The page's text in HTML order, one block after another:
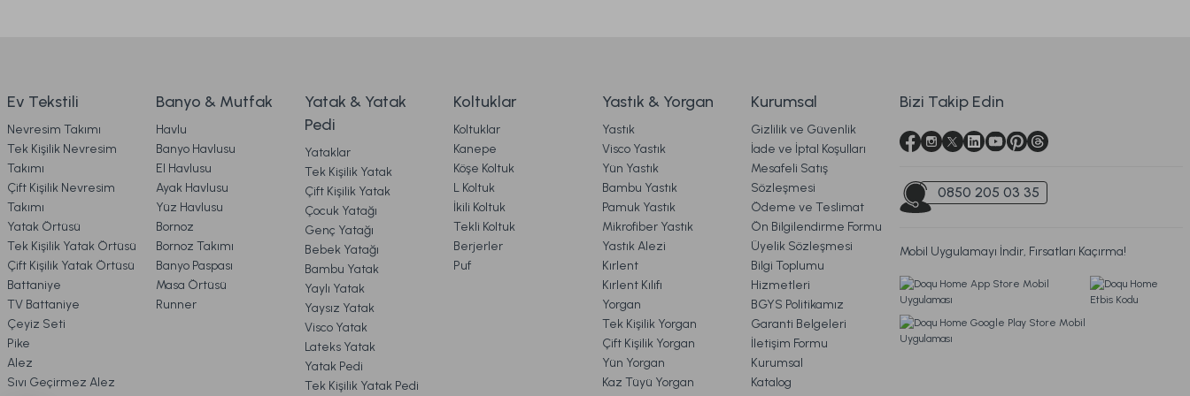
Gönder
5. İADE & DEĞİŞİM
6. ÜRÜN BİLGİLERİ
7. KAMPANYA & İNDİRİMLER
8. MÜŞTERİ HİZMETLERİ
9. YATAK & KOLTUK SİPARİŞ VE İADE İŞLEMLERİ
49.990,00 TL
Online'a Özel
59.990,00 TL
Online'a Özel
Naturel Hand Made Luxury Latex Coco Baby Yatak 70 x 140 cm
12.990,00 TL
Online'a Özel Ücretsiz Kargo
Naturel Hand Made Latex Wool Baby Yatak 70 x 140 cm
Ücretsiz Kargo
Naturel Hand Made Coco Silk Baby Yatak 70 x 140 cm Naturel Hand Made At Kılı Yatak Pedi 200 x 200 cm
Ev Tekstili
Nevresim Takımı
Tek Kişilik Nevresim
Takımı
Çift Kişilik Nevresim
Takımı
Yatak Örtüsü
Tek Kişilik Yatak Örtüsü
Çift Kişilik Yatak Örtüsü
Battaniye
TV Battaniye
Çeyiz Seti
Pike
Alez
Sıvı Geçirmez Alez
Banyo & Mutfak
Havlu
Banyo Havlusu
El Havlusu
Ayak Havlusu
Yüz Havlusu
Bornoz
Bornoz Takımı
Banyo Paspası
Masa Örtüsü
Runner
Yatak & Yatak
Pedi
Yataklar
Tek Kişilik Yatak
Çift Kişilik Yatak
Çocuk Yatağı
Genç Yatağı
Bebek Yatağı
Bambu Yatak
Yaylı Yatak
Yaysız Yatak
Visco Yatak
Lateks Yatak
Yatak Pedi
Tek Kişilik Yatak Pedi
Koltuklar
Koltuklar
Kanepe
Köşe Koltuk
L Koltuk
İkili Koltuk
Tekli Koltuk
Berjerler
Puf
Yastık & Yorgan
Yastık
Visco Yastık
Yün Yastık
Bambu Yastık
Pamuk Yastık
Mikrofiber Yastık
Yastık Alezi
Kırlent
Kırlent Kılıfı
Yorgan
Tek Kişilik Yorgan
Çift Kişilik Yorgan
Yün Yorgan
Kaz Tüyü Yorgan
Kurumsal
Gizlilik ve Güvenlik
İade ve İptal Koşulları
Mesafeli Satış
Sözleşmesi
Ödeme ve Teslimat
Ön Bilgilendirme Formu
Üyelik Sözleşmesi
Bilgi Toplumu
Hizmetleri
BGYS Politikamız
Garanti Belgeleri
İletişim Formu
Kurumsal
Katalog
Bizi Takip Edin
0850 205 03 35
Mobil Uygulamayı İndir, Fırsatları Kaçırma!